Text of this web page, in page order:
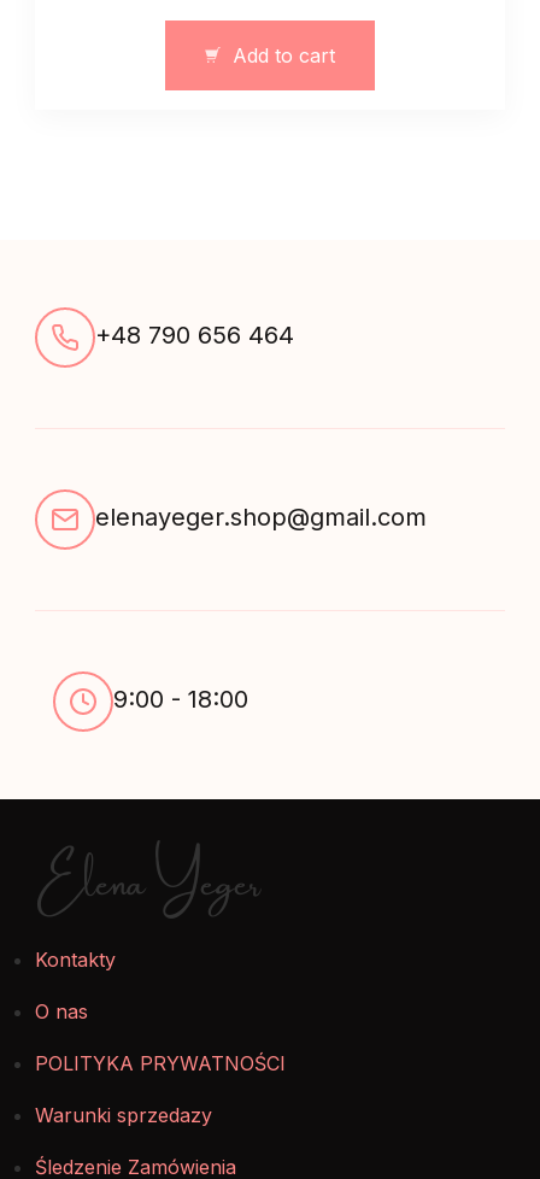
niebieskim
quantity
Add to cart
+48 790 656 464
elenayeger.shop@gmail.com
9:00 - 18:00
Elena Yeger
Kontakty
O nas
POLITYKA PRYWATNOŚCI
Warunki sprzedazy
Śledzenie Zamówienia